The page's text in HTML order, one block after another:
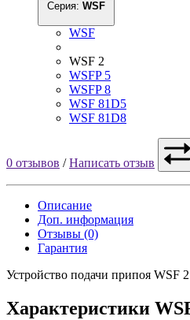
Серия:
WSF
WSF 2
WSFP 5
WSFP 8
WSF 81D5
WSF 81D8
0 отзывов /Написать отзыв
Описание
Доп. информация
Отзывы (0)
Гарантия
Устройство подачи припоя WSF 2
Характеристики